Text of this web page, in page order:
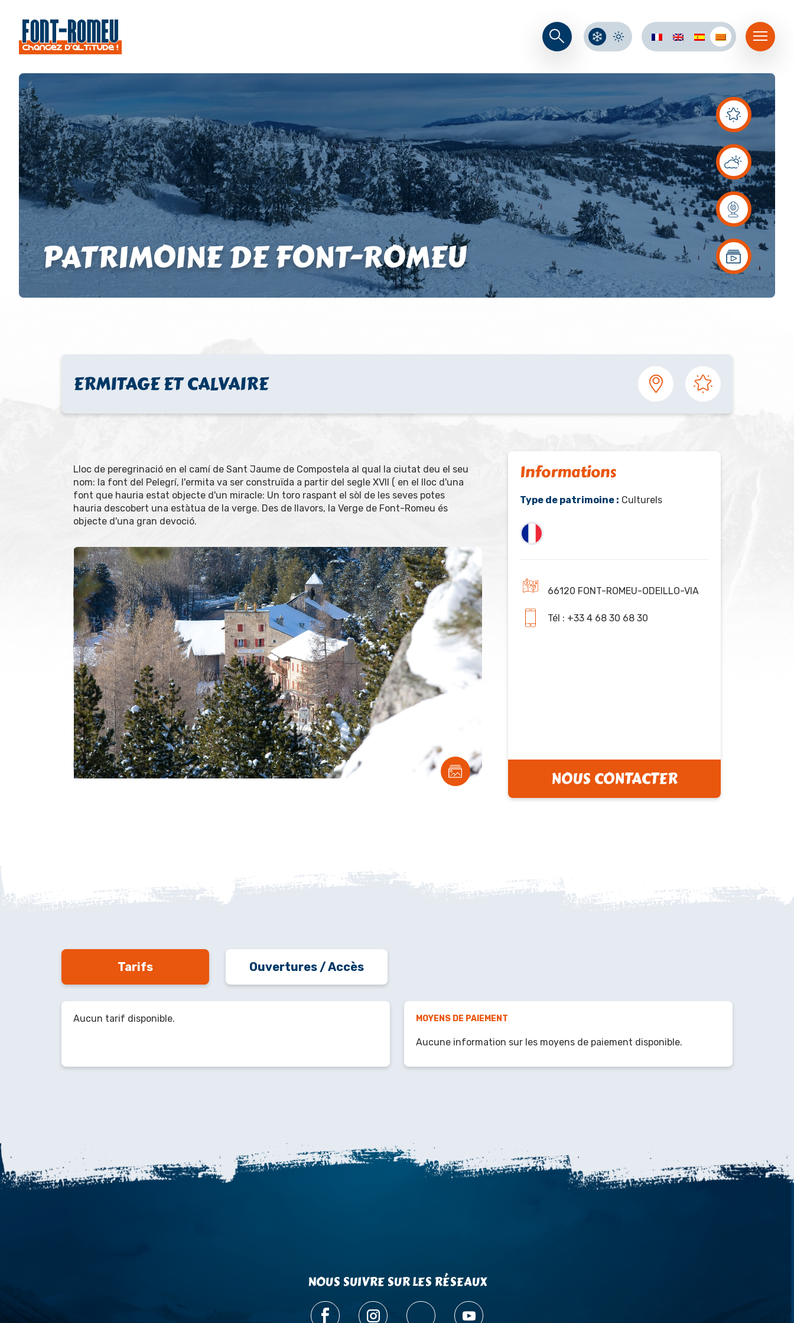
PATRIMOINE DE FONT-ROMEU
ERMITAGE ET CALVAIRE
Lloc de peregrinació en el camí de Sant Jaume de Compostela al qual la ciutat deu el seu
nom: la font del Pelegrí, l'ermita va ser construïda a partir del segle XVII ( en el lloc d'una
font que hauria estat objecte d'un miracle: Un toro raspant el sòl de les seves potes
hauria descobert una estàtua de la verge. Des de llavors, la Verge de Font-Romeu és
objecte d'una gran devoció.
Informations
Type de patrimoine : Culturels
66120 FONT-ROMEU-ODEILLO-VIA
Tél : +33 4 68 30 68 30
NOUS CONTACTER
Tarifs Ouvertures / Accès
Aucun tarif disponible. MOYENS DE PAIEMENT
Aucune information sur les moyens de paiement disponible.
NOUS SUIVRE SUR LES RÉSEAUX